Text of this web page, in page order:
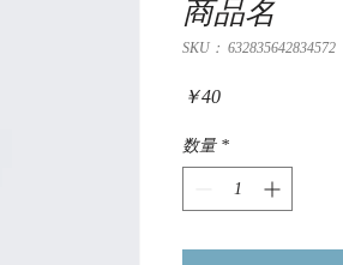
商品名
SKU： 632835642834572
￥40価
数量 *